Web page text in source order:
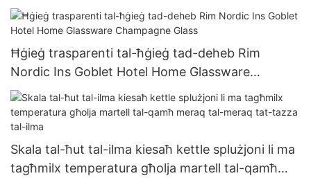
Ħġieġ trasparenti tal-ħġieġ tad-deheb Rim
Nordic Ins Goblet Hotel Home Glassware
Champagne Glass
Skala tal-ħut tal-ilma kiesaħ kettle splużjoni li ma
tagħmilx temperatura għolja martell tal-qamħ